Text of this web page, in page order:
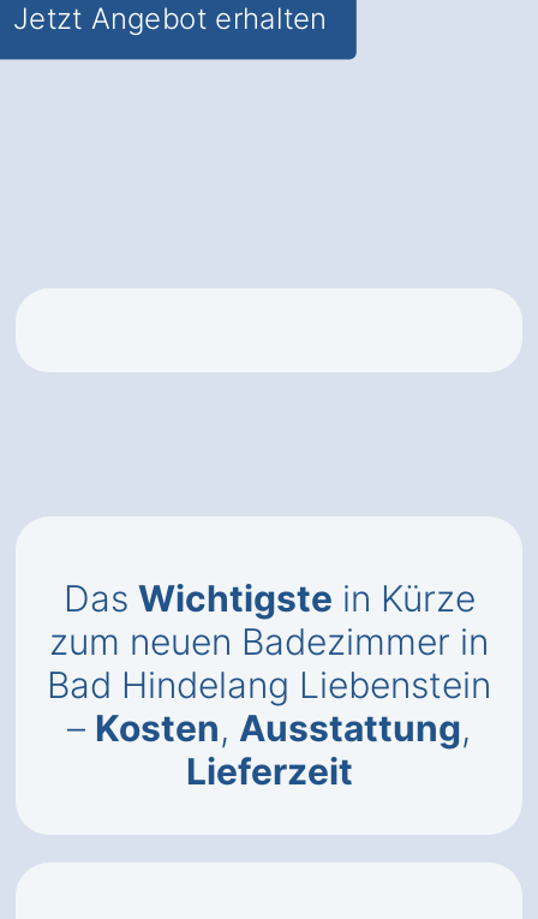
Jetzt Angebot erhalten
Das Wichtigste in Kürze
zum neuen Badezimmer in
Bad Hindelang Liebenstein
– Kosten, Ausstattung,
Lieferzeit